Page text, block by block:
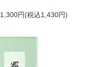
1,300円(税込1,430円)